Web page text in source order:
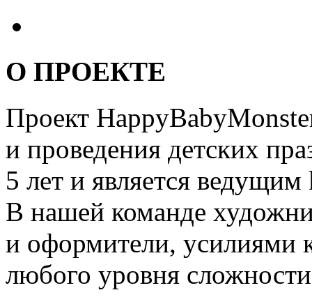
О ПРОЕКТЕ
Проект
и проведения детских
5 лет и является
В нашей команде
и оформители, усилиями
любого уровня